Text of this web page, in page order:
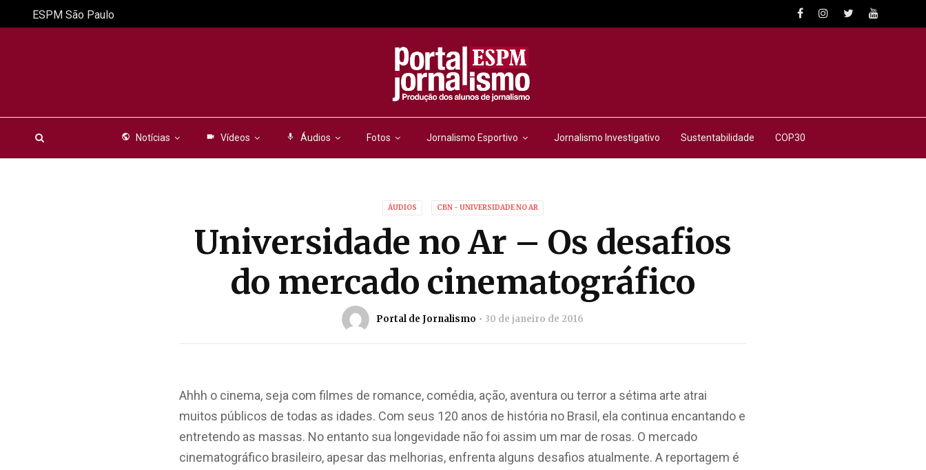
public Notícias videocam Vídeos mic Áudios Fotos Jornalismo Esportivo Jornalismo Investigativo Sustentabilidade COP30
ESPM São Paulo
ÁUDIOS CBN - UNIVERSIDADE NO AR
Universidade no Ar – Os desafios
do mercado cinematográfico
Portal de Jornalismo 30 de janeiro de 2016
Ahhh o cinema, seja com filmes de romance, comédia, ação, aventura ou terror a sétima arte atrai
muitos públicos de todas as idades. Com seus 120 anos de história no Brasil, ela continua encantando e
entretendo as massas. No entanto sua longevidade não foi assim um mar de rosas. O mercado
cinematográfico brasileiro, apesar das melhorias, enfrenta alguns desafios atualmente. A reportagem é